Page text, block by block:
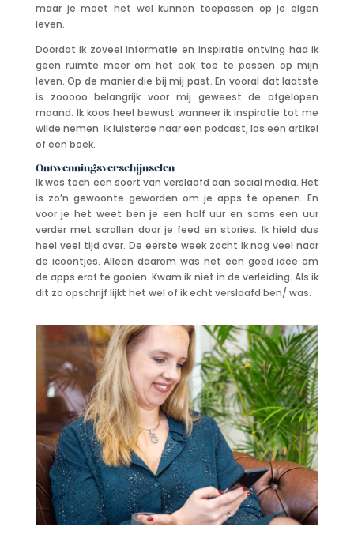
maar je moet het wel kunnen toepassen op je eigen
leven.
Doordat ik zoveel informatie en inspiratie ontving had ik
geen ruimte meer om het ook toe te passen op mijn
leven. Op de manier die bij mij past. En vooral dat laatste
is zooooo belangrijk voor mij geweest de afgelopen
maand. Ik koos heel bewust wanneer ik inspiratie tot me
wilde nemen. Ik luisterde naar een podcast, las een artikel
of een boek.
Ontwenningsverschijnselen
Ik was toch een soort van verslaafd aan social media. Het
is zo’n gewoonte geworden om je apps te openen. En
voor je het weet ben je een half uur en soms een uur
verder met scrollen door je feed en stories. Ik hield dus
heel veel tijd over. De eerste week zocht ik nog veel naar
de icoontjes. Alleen daarom was het een goed idee om
de apps eraf te gooien. Kwam ik niet in de verleiding. Als ik
dit zo opschrijf lijkt het wel of ik echt verslaafd ben/ was.